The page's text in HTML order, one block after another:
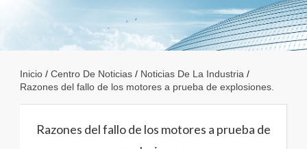
Inicio / Centro De Noticias / Noticias De La Industria /
Razones del fallo de los motores a prueba de explosiones.
Razones del fallo de los motores a prueba de